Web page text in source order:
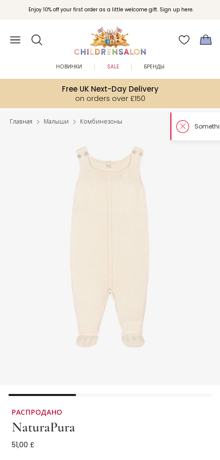
Enjoy 10% off your first order as a little welcome gift. Sign up here.
Free UK Next-Day Delivery
on orders over £150
НОВИНКИ SALE БРЕНДЫ
Главная Малыши Комбинезоны
РАСПРОДАНО
NaturaPura
Кремовый вязаный комбинезон из органического хлопка
51,00 £